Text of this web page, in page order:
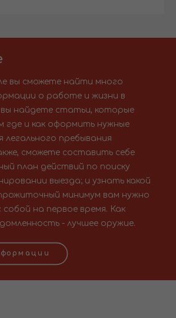
вы сможете найти много
о работе и жизни в
вы найдете статьи, которые
где и как оформить нужные
легального пребывания
сможете составить себе
план действий по поиску
выезда; и узнать какой
минимум вам нужно
на первое время. Как
- лучшее оружие.